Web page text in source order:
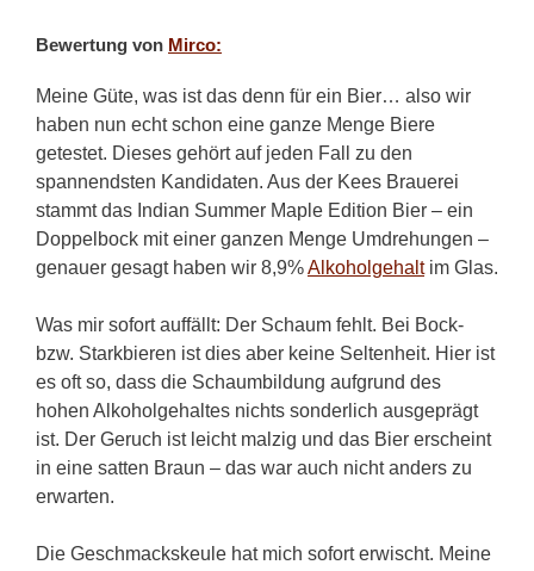
Bewertung von Mirco:
Meine Güte, was ist das denn für ein Bier… also wir
haben nun echt schon eine ganze Menge Biere
getestet. Dieses gehört auf jeden Fall zu den
spannendsten Kandidaten. Aus der Kees Brauerei
stammt das Indian Summer Maple Edition Bier – ein
Doppelbock mit einer ganzen Menge Umdrehungen –
genauer gesagt haben wir 8,9%Alkoholgehaltim Glas.
Was mir sofort auffällt: Der Schaum fehlt. Bei Bock-
bzw. Starkbieren ist dies aber keine Seltenheit. Hier ist
es oft so, dass die Schaumbildung aufgrund des
hohen Alkoholgehaltes nichts sonderlich ausgeprägt
ist. Der Geruch ist leicht malzig und das Bier erscheint
in eine satten Braun – das war auch nicht anders zu
erwarten.
Die Geschmackskeule hat mich sofort erwischt. Meine